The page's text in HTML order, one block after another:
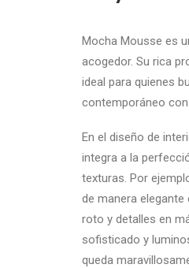
Mocha Mousse es
acogedor. Su rica
ideal para quienes
contemporáneo
En el diseño de
integra a la
texturas. Por
de manera
roto y detalles en
sofisticado y
queda